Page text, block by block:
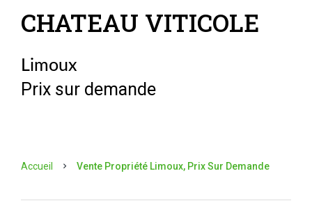
CHATEAU VITICOLE
Limoux
Prix sur demande
Accueil Vente Propriété Limoux, Prix Sur Demande